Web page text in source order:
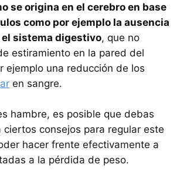
se origina en el cerebro en base
como por ejemplo la ausencia
sistema digestivo, que no
estiramiento en la pared del
ejemplo una reducción de los
en sangre.
hambre, es posible que debas
ciertos consejos para regular este
hacer frente efectivamente a
a la pérdida de peso.